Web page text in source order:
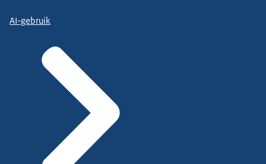
AI-gebruik